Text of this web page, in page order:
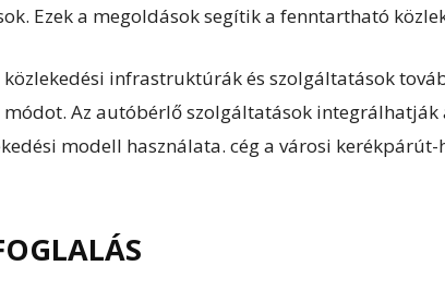
Ezek a megoldások segítik a fenntartható
közlekedési infrastruktúrák és szolgáltatások
módot. Az autóbérlő szolgáltatások
modell használata. cég a városi